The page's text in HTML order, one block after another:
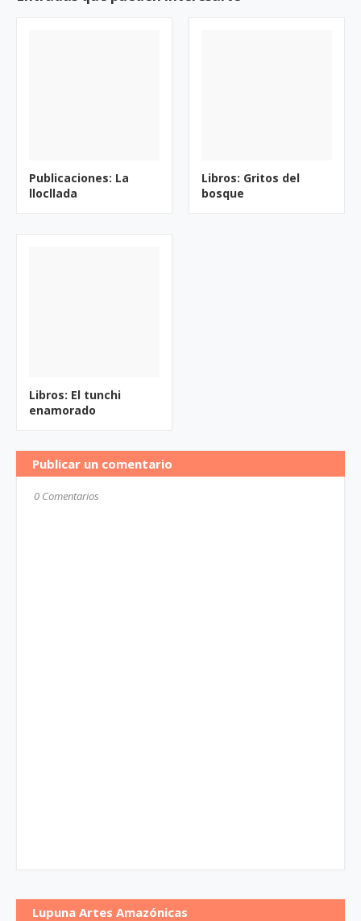
Publicaciones: La
llocllada
Libros: Gritos del
bosque
Libros: El tunchi
enamorado
Publicar un comentario
0 Comentarios
Lupuna Artes Amazónicas